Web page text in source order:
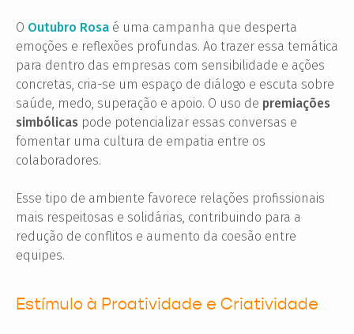
O Outubro Rosa é uma campanha que desperta
emoções e reflexões profundas. Ao trazer essa temática
para dentro das empresas com sensibilidade e ações
concretas, cria-se um espaço de diálogo e escuta sobre
saúde, medo, superação e apoio. O uso de premiações
simbólicas pode potencializar essas conversas e
fomentar uma cultura de empatia entre os
colaboradores.
Esse tipo de ambiente favorece relações profissionais
mais respeitosas e solidárias, contribuindo para a
redução de conflitos e aumento da coesão entre
equipes.
Estímulo à Proatividade e Criatividade